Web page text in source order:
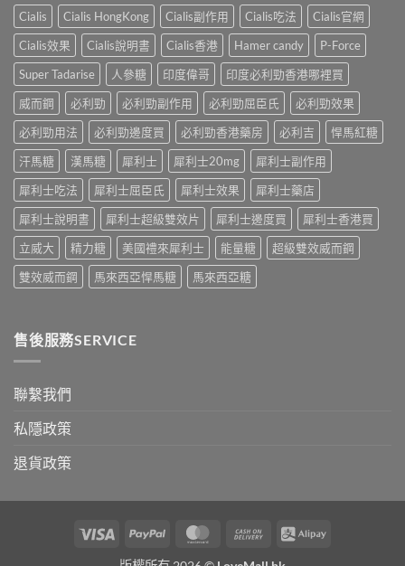
你
真
相，
備
孕
男
必
讀〉
真
實
體
驗
＋
醫
真
相
大
開〉
中
法
與
印
度
Levifil-
20〉
與
副
作
用：
果
凍
嘅
速
效
術
要
打
折
讀〉
Cialis Cialis HongKong Cialis副作用 Cialis吃法
Cialis官網
Cialis效果
Cialis說明書 Cialis香港 Hamer candy
P-Force
Super Tadarise
人參糖 印度偉哥
印度必利勁香港哪裡買
威而鋼
必利勁 必利勁副作用 必利勁屈臣氏
必利勁效果
必利勁用法
必利勁邊度買 必利勁香港藥房 必利吉
悍馬紅糖
汗馬糖
漢馬糖 犀利士 犀利士20mg
犀利士副作用
犀利士吃法
犀利士屈臣氏 犀利士效果
犀利士藥店
犀利士說明書
犀利士超級雙效片 犀利士邊度買
犀利士香港買
立威大
精力糖 美國禮來犀利士 能量糖
超級雙效威而鋼
雙效威而鋼
馬來西亞悍馬糖 馬來西亞糖
售後服務SERVICE
聯繫我們
私隱政策
退貨政策
Visa PayPal MasterCardCash
Alipay